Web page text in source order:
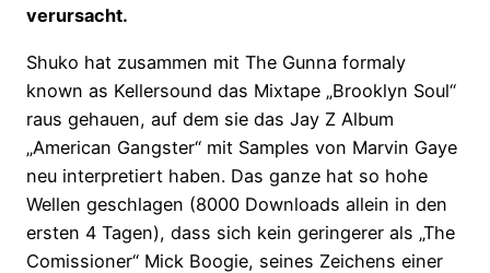
verursacht.
Shuko hat zusammen mit The Gunna formaly
known as Kellersound das Mixtape „Brooklyn Soul“
raus gehauen, auf dem sie das Jay Z Album
„American Gangster“ mit Samples von Marvin Gaye
neu interpretiert haben. Das ganze hat so hohe
Wellen geschlagen (8000 Downloads allein in den
ersten 4 Tagen), dass sich kein geringerer als „The
Comissioner“ Mick Boogie, seines Zeichens einer